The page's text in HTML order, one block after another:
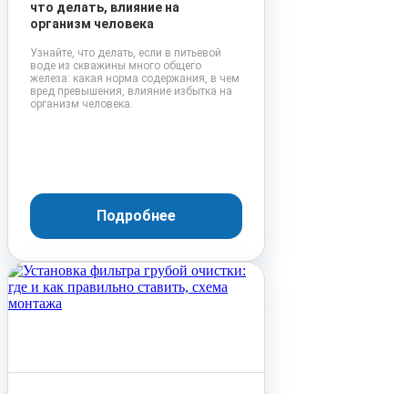
что делать, влияние на
организм человека
Узнайте, что делать, если в питьевой
воде из скважины много общего
железа: какая норма содержания, в чем
вред превышения, влияние избытка на
организм человека.
Подробнее